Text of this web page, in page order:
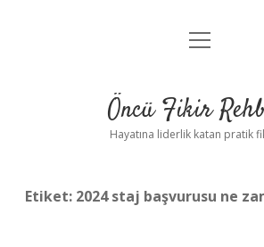
Anasayfa
Yasal Uyarı
menüyü
Öncü Fikir
Hayatına liderlik katan pratik
Etiket: 2024 staj başvurusu ne